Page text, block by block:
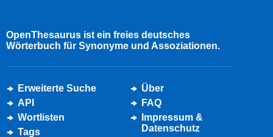
OpenThesaurus ist ein freies deutsches
Wörterbuch für Synonyme und Assoziationen.
Erweiterte Suche
API
Wortlisten
Tags
Über
FAQ
Impressum &
Datenschutz